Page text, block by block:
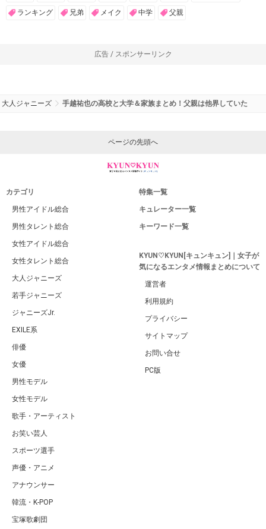
ランキング 兄弟 メイク 中学 父親
広告 / スポンサーリンク
大人ジャニーズ 手越祐也の高校と大学＆家族まとめ！父親は他界していた
ページの先頭へ
カテゴリ
男性アイドル総合
男性タレント総合
女性アイドル総合
女性タレント総合
大人ジャニーズ
若手ジャニーズ
ジャニーズJr.
EXILE系
俳優
女優
男性モデル
女性モデル
歌手・アーティスト
お笑い芸人
スポーツ選手
声優・アニメ
アナウンサー
韓流・K-POP
宝塚歌劇団
特集一覧
キュレーター一覧
キーワード一覧
KYUN♡KYUN[キュンキュン]｜女子が
気になるエンタメ情報まとめについて
運営者
利用規約
プライバシー
サイトマップ
お問い合せ
PC版